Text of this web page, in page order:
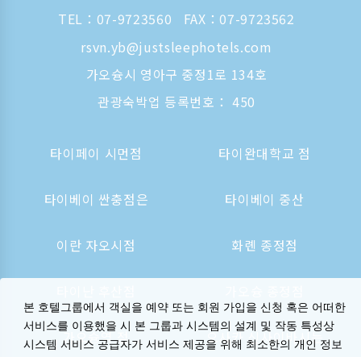
TEL： 07-9723560
FAX：07-9723562
rsvn.yb@justsleephotels.com
가오슝시 영아구 중정1로 134호
관광숙박업 등록번호： 450
타이페이 시먼점 타이완대학교 점
타이베이 싼충점은 타이베이 중산
이란 자오시점 화롄 종정점
가오슝역 점 오사카 신사이바시는
본 호텔그룹에서 객실을 예약 또는 회원 가입을 신청 혹은 어떠한
서비스를 이용했을 시 본 그룹과 시스템의 설계 및 작동 특성상
시스템 서비스 공급자가 서비스 제공을 위해 최소한의 개인 정보